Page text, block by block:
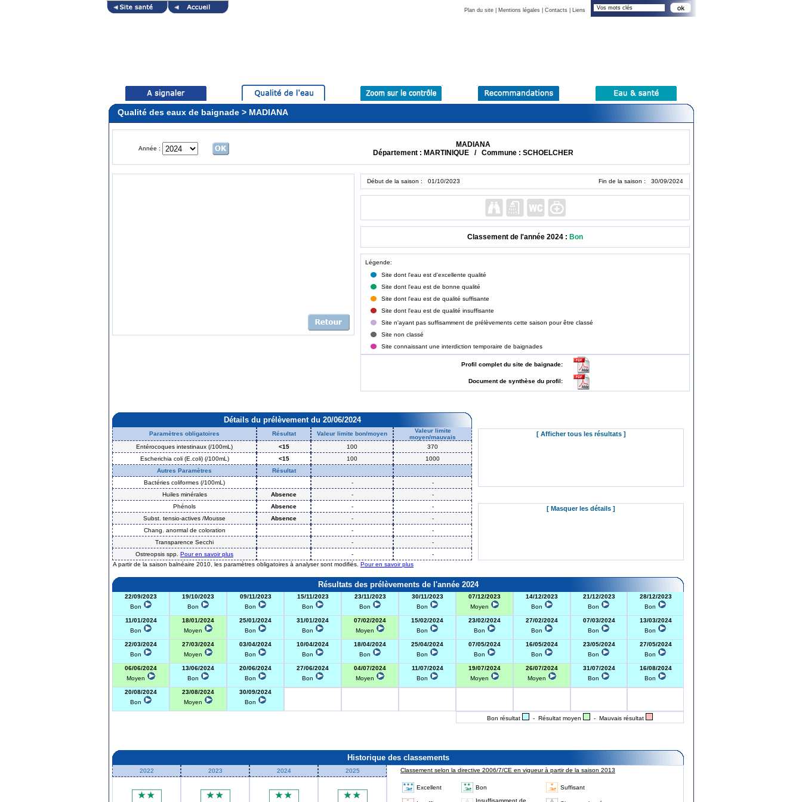
Plan du site| Mentions légales| Contacts| Liens
Qualité des eaux de baignade > MADIANA
Année :
MADIANA
Département : MARTINIQUE / Commune : SCHOELCHER
Début de la saison : 01/10/2023 Fin de la saison : 30/09/2024
Classement de l'année 2024 : Bon
Légende:
Site dont l'eau est d'excellente qualité
Site dont l'eau est de bonne qualité
Site dont l'eau est de qualité suffisante
Site dont l'eau est de qualité insuffisante
Site n'ayant pas suffisamment de prélèvements cette saison pour être classé
Site non classé
Site connaissant une interdiction temporaire de baignades
Profil complet du site de baignade:
Document de synthèse du profil:
Détails du prélèvement du 20/06/2024
Paramètres obligatoires Résultat Valeur limite bon/moyen
Valeur limite
moyen/mauvais
Entérocoques intestinaux (/100mL)
<15 100
370
Escherichia coli (E.coli) (/100mL)
<15 100
1000
Autres Paramètres
Résultat
Bactéries coliformes (/100mL)
-
-
Huiles minérales
Absence -
-
Phénols
Absence -
-
Subst. tensio-actives /Mousse
Absence -
-
Chang. anormal de coloration
-
-
Transparence Secchi
-
-
Ostreopsis spp. Pour en savoir plus - -
[ Afficher tous les résultats ]
[ Masquer les détails ]
A partir de la saison balnéaire 2010, les paramètres obligatoires à analyser sont modifiés. Pour en savoir plus
Résultats des prélèvements de l'année 2024
22/09/2023
Bon
19/10/2023
Bon
09/11/2023
Bon
15/11/2023
Bon
23/11/2023
Bon
30/11/2023
Bon
07/12/2023
Moyen
14/12/2023
Bon
21/12/2023
Bon
28/12/2023
Bon
11/01/2024
Bon
18/01/2024
Moyen
25/01/2024
Bon
31/01/2024
Bon
07/02/2024
Moyen
15/02/2024
Bon
23/02/2024
Bon
27/02/2024
Bon
07/03/2024
Bon
13/03/2024
Bon
22/03/2024
Bon
27/03/2024
Moyen
03/04/2024
Bon
10/04/2024
Bon
18/04/2024
Bon
25/04/2024
Bon
07/05/2024
Bon
16/05/2024
Bon
23/05/2024
Bon
27/05/2024
Bon
06/06/2024
Moyen
13/06/2024
Bon
20/06/2024
Bon
27/06/2024
Bon
04/07/2024
Moyen
11/07/2024
Bon
19/07/2024
Moyen
26/07/2024
Moyen
31/07/2024
Bon
16/08/2024
Bon
20/08/2024
Bon
23/08/2024
Moyen
30/09/2024
Bon
Bon résultat - Résultat moyen - Mauvais résultat
Historique des classements
2022 2023 2024 2025 Classement selon la directive 2006/7/CE en vigueur à partir de la saison 2013
Excellent Bon Suffisant
Insuffisamment de